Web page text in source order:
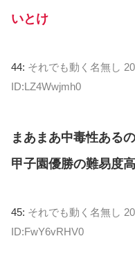
いとけ
44: それでも動く名無し
ID:LZ4Wwjmh0
まあまあ中毒性ある
甲子園優勝の難易度
45: それでも動く名無し
ID:FwY6vRHV0